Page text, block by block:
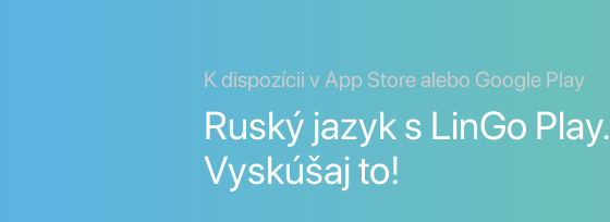
K dispozícii v App Store alebo Google Play
Ruský jazyk s LinGo Play.
Vyskúšaj to!